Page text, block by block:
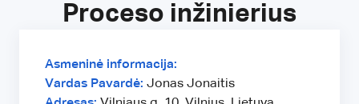
Proceso inžinierius
Asmeninė informacija:
Vardas Pavardė: Jonas Jonaitis